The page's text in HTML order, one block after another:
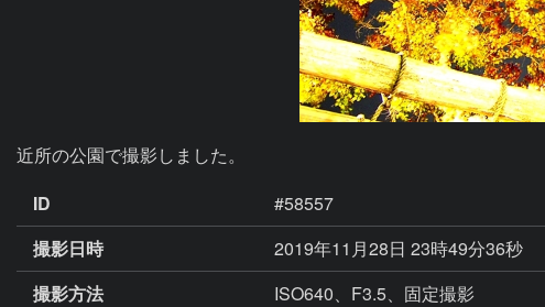
近所の公園で撮影しました。
ID
#58557
撮影日時
2019年11月28日 23時49分36秒
撮影方法
ISO640、F3.5、固定撮影